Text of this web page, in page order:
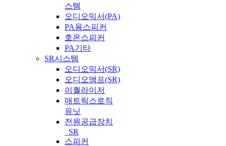
스템
오디오믹서(PA)
PA용스피커
호온스피커
PA기타
SR시스템
오디오믹서(SR)
오디오앰프(SR)
이퀄라이저
매트릭스로직
유닛
전원공급장치
_SR
스피커